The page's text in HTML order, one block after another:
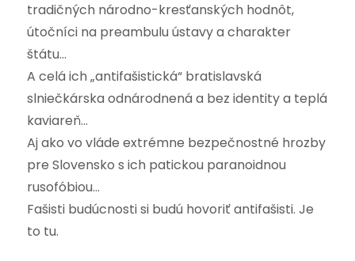
tradičných národno-kresťanských hodnôt,
útočníci na preambulu ústavy a charakter
štátu…
A celá ich „antifašistická“ bratislavská
slniečkárska odnárodnená a bez identity a teplá
kaviareň…
Aj ako vo vláde extrémne bezpečnostné hrozby
pre Slovensko s ich patickou paranoidnou
rusofóbiou…
Fašisti budúcnosti si budú hovoriť antifašisti. Je
to tu.